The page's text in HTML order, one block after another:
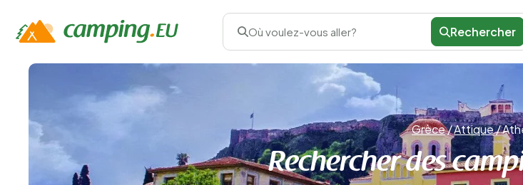
Où voulez-vous aller? Rechercher
Grèce/Attique/
Rechercher des